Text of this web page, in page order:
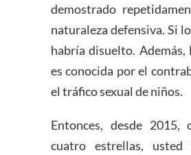
demostrado
naturaleza defensiva. Si
habría disuelto.
es conocida por el
el tráfico sexual de niños.
Entonces, desde 2015,
cuatro estrellas,